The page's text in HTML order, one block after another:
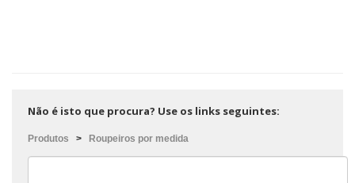
Não é isto que procura? Use os links seguintes:
Produtos > Roupeiros por medida